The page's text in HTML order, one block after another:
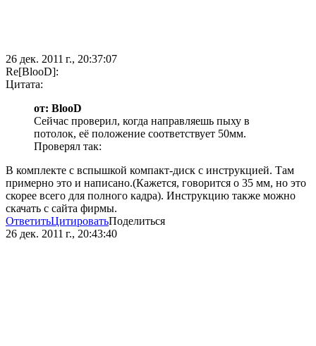
26 дек. 2011 г., 20:37:07
Re[BlooD]:
Цитата:
от: BlooD
Сейчас проверил, когда направляешь пыху в
потолок, её положение соответствует 50мм.
Проверял так:
В комплекте с вспышкой компакт-диск с инструкцией. Там
примерно это и написано.(Кажется, говорится о 35 мм, но это
скорее всего для полного кадра). Инструкцию также можно
скачать с сайта фирмы.
ОтветитьЦитироватьПоделиться
26 дек. 2011 г., 20:43:40